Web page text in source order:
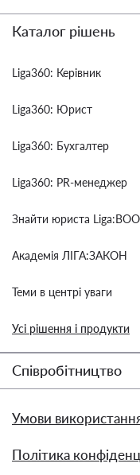
Каталог рішень
Liga360: Керівник
Liga360: Юрист
Liga360: Бухгалтер
Liga360: PR-менеджер
Знайти юриста
Академія ЛІГА:ЗАКОН
Теми в центрі уваги
Усі рішення і продукти
Співробітництво
Умови
Політика